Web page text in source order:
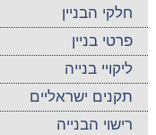
חלקי הבניין
פרטי בניין
ליקויי בנייה
תקנים ישראליים
רישוי הבנייה